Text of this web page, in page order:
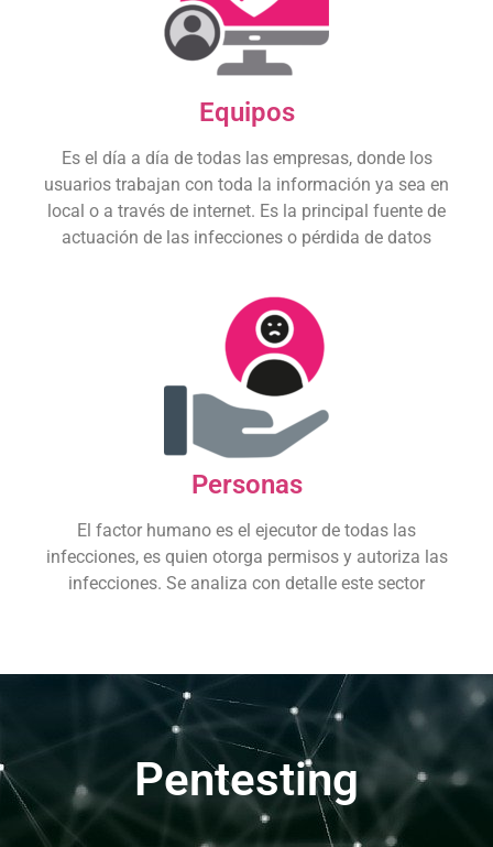
Equipos
Es el día a día de todas las empresas, donde los
usuarios trabajan con toda la información ya sea en
actuación de las infecciones o pérdida de datos
Personas
El factor humano es el ejecutor de todas las
infecciones, es quien otorga permisos y autoriza las
Pentesting